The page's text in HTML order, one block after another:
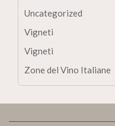
Uncategorized
Vigneti
Vigneti
Zone del Vino Italiane